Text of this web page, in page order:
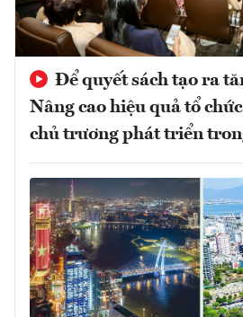
Để quyết sách tạo ra
Nâng cao hiệu quả tổ
chủ trương phát triển